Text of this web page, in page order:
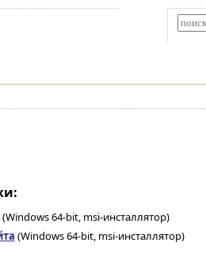
(Windows 64-bit, msi-инсталлятор)
(Windows 64-bit, msi-инсталлятор)